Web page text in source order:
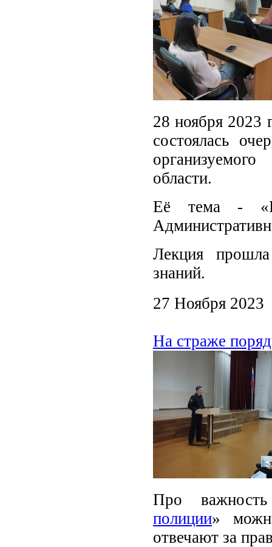
28 ноября 2023
состоялась
области.
Её тема -
Лекция
знаний.
27 Ноября 2023
На страже
Про
полиции»
отвечают за